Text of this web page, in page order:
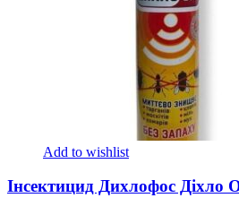
Add to wishlist
Інсектицид Дихлофос Діхло